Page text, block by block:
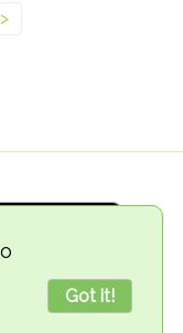
Got it!
>